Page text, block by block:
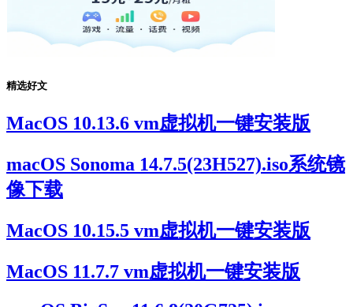
精选好文
MacOS 10.13.6 vm虚拟机一键安装版
macOS Sonoma 14.7.5(23H527).iso系统镜
像下载
MacOS 10.15.5 vm虚拟机一键安装版
MacOS 11.7.7 vm虚拟机一键安装版